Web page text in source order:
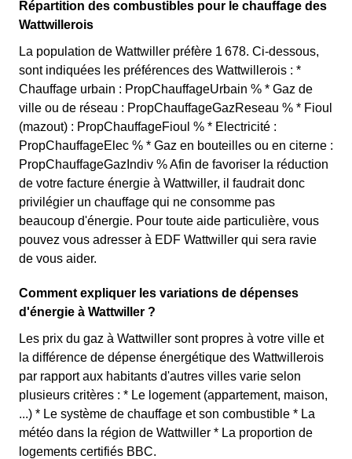
Répartition des combustibles pour le chauffage des
Wattwillerois
La population de Wattwiller préfère 1 678. Ci-dessous,
sont indiquées les préférences des Wattwillerois : *
Chauffage urbain : PropChauffageUrbain % * Gaz de
ville ou de réseau : PropChauffageGazReseau % * Fioul
(mazout) : PropChauffageFioul % * Electricité :
PropChauffageElec % * Gaz en bouteilles ou en citerne :
PropChauffageGazIndiv % Afin de favoriser la réduction
de votre facture énergie à Wattwiller, il faudrait donc
privilégier un chauffage qui ne consomme pas
beaucoup d'énergie. Pour toute aide particulière, vous
pouvez vous adresser à EDF Wattwiller qui sera ravie
de vous aider.
Comment expliquer les variations de dépenses
d'énergie à Wattwiller ?
Les prix du gaz à Wattwiller sont propres à votre ville et
la différence de dépense énergétique des Wattwillerois
par rapport aux habitants d'autres villes varie selon
plusieurs critères : * Le logement (appartement, maison,
...) * Le système de chauffage et son combustible * La
météo dans la région de Wattwiller * La proportion de
logements certifiés BBC.